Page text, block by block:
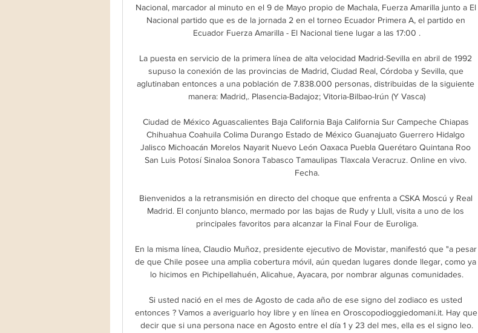
Nacional, marcador al minuto en el 9 de Mayo propio de Machala, Fuerza Amarilla junto a El
Nacional partido que es de la jornada 2 en el torneo Ecuador Primera A, el partido en
Ecuador Fuerza Amarilla - El Nacional tiene lugar a las 17:00 .
La puesta en servicio de la primera línea de alta velocidad Madrid-Sevilla en abril de 1992
supuso la conexión de las provincias de Madrid, Ciudad Real, Córdoba y Sevilla, que
aglutinaban entonces a una población de 7.838.000 personas, distribuidas de la siguiente
manera: Madrid,. Plasencia-Badajoz; Vitoria-Bilbao-Irún (Y Vasca)
Ciudad de México Aguascalientes Baja California Baja California Sur Campeche Chiapas
Chihuahua Coahuila Colima Durango Estado de México Guanajuato Guerrero Hidalgo
Jalisco Michoacán Morelos Nayarit Nuevo León Oaxaca Puebla Querétaro Quintana Roo
San Luis Potosí Sinaloa Sonora Tabasco Tamaulipas Tlaxcala Veracruz. Online en vivo.
Fecha.
Bienvenidos a la retransmisión en directo del choque que enfrenta a CSKA Moscú y Real
Madrid. El conjunto blanco, mermado por las bajas de Rudy y Llull, visita a uno de los
principales favoritos para alcanzar la Final Four de Euroliga.
En la misma línea, Claudio Muñoz, presidente ejecutivo de Movistar, manifestó que "a pesar
de que Chile posee una amplia cobertura móvil, aún quedan lugares donde llegar, como ya
lo hicimos en Pichipellahuén, Alicahue, Ayacara, por nombrar algunas comunidades.
Si usted nació en el mes de Agosto de cada año de ese signo del zodiaco es usted
entonces ? Vamos a averiguarlo hoy libre y en línea en Oroscopodioggiedomani.it. Hay que
decir que si una persona nace en Agosto entre el día 1 y 23 del mes, ella es el signo leo.